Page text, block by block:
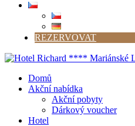
REZERVOVAT
Domů
Akční nabídka
Akční pobyty
Dárkový voucher
Hotel